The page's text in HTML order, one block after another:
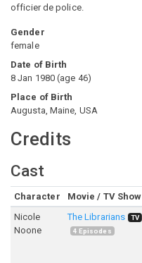
officier de police.
Gender
female
Date of Birth
8 Jan 1980 (age 46)
Place of Birth
Augusta, Maine, USA
Credits
Cast
Character Movie / TV Show
Nicole
Noone
The Librarians
TV
4 Episodes